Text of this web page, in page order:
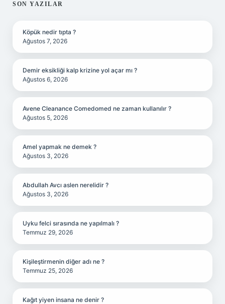
SIDEBAR
SON YAZILAR
Köpük nedir tıpta ?
Ağustos 7, 2026
Demir eksikliği kalp krizine yol açar mı ?
Ağustos 6, 2026
Avene Cleanance Comedomed ne zaman kullanılır ?
Ağustos 5, 2026
Amel yapmak ne demek ?
Ağustos 3, 2026
Abdullah Avcı aslen nerelidir ?
Ağustos 3, 2026
Uyku felci sırasında ne yapılmalı ?
Temmuz 29, 2026
Kişileştirmenin diğer adı ne ?
Temmuz 25, 2026
Kağıt yiyen insana ne denir ?